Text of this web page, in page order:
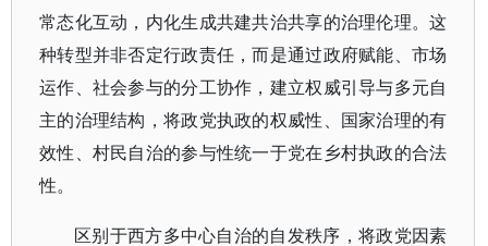
常态化互动，内化生成共建共治共享的治理伦理。这
种转型并非否定行政责任，而是通过政府赋能、市场
运作、社会参与的分工协作，建立权威引导与多元自
主的治理结构，将政党执政的权威性、国家治理的有
效性、村民自治的参与性统一于党在乡村执政的合法
性。
区别于西方多中心自治的自发秩序，将政党因素